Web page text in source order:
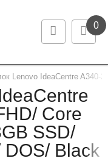
0
Lenovo IdeaCentre A340-
Core
SSD/
DOS/ Black